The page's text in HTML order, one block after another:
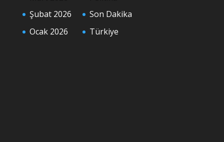
Şubat 2026
Ocak 2026
Son Dakika
Türkiye